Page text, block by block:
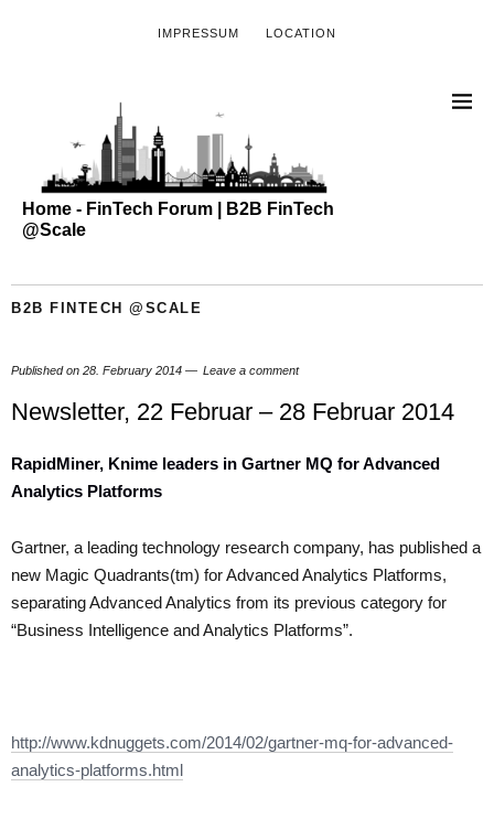
IMPRESSUM LOCATION
Home - FinTech Forum | B2B FinTech
@Scale
B2B FINTECH @SCALE
Published on 28. February 2014 Leave a comment
Newsletter, 22 Februar – 28 Februar 2014
RapidMiner, Knime leaders in Gartner MQ for Advanced
Analytics Platforms
Gartner, a leading technology research company, has published a
new Magic Quadrants(tm) for Advanced Analytics Platforms,
separating Advanced Analytics from its previous category for
“Business Intelligence and Analytics Platforms”.
http://www.kdnuggets.com/2014/02/gartner-mq-for-advanced-
analytics-platforms.html